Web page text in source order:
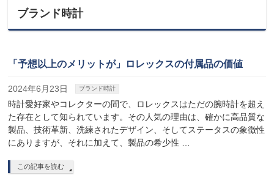
ブランド時計
「予想以上のメリットが」ロレックスの付属品の価値
2024年6月23日 ブランド時計
時計愛好家やコレクターの間で、ロレックスはただの腕時計を超え
た存在として知られています。その人気の理由は、確かに高品質な
製品、技術革新、洗練されたデザイン、そしてステータスの象徴性
にありますが、それに加えて、製品の希少性 …
この記事を読む